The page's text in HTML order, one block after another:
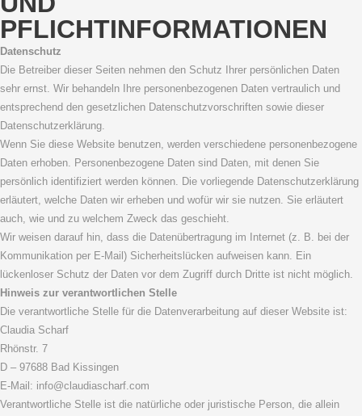
PFLICHTINFORMATIONEN
Datenschutz
Die Betreiber dieser Seiten nehmen den Schutz Ihrer persönlichen Daten
sehr ernst. Wir behandeln Ihre personenbezogenen Daten vertraulich und
entsprechend den gesetzlichen Datenschutzvorschriften sowie dieser
Datenschutzerklärung.
Wenn Sie diese Website benutzen, werden verschiedene personenbezogene
Daten erhoben. Personenbezogene Daten sind Daten, mit denen Sie
persönlich identifiziert werden können. Die vorliegende Datenschutzerklärung
erläutert, welche Daten wir erheben und wofür wir sie nutzen. Sie erläutert
auch, wie und zu welchem Zweck das geschieht.
Wir weisen darauf hin, dass die Datenübertragung im Internet (z. B. bei der
Kommunikation per E-Mail) Sicherheitslücken aufweisen kann. Ein
lückenloser Schutz der Daten vor dem Zugriff durch Dritte ist nicht möglich.
Hinweis zur verantwortlichen Stelle
Die verantwortliche Stelle für die Datenverarbeitung auf dieser Website ist:
Claudia Scharf
Rhönstr. 7
D – 97688 Bad Kissingen
E-Mail: info@claudiascharf.com
Verantwortliche Stelle ist die natürliche oder juristische Person, die allein